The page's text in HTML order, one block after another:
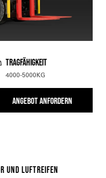
TRAGFÄHIGKEIT
4000-5000KG
ANGEBOT ANFORDERN
UND LUFTREIFEN